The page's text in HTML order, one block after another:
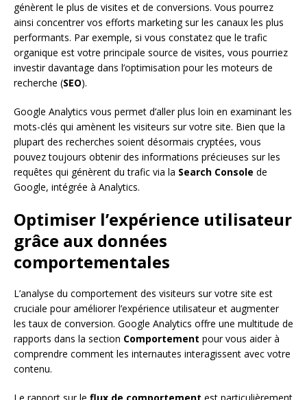
génèrent le plus de visites et de conversions. Vous pourrez
ainsi concentrer vos efforts marketing sur les canaux les plus
performants. Par exemple, si vous constatez que le trafic
organique est votre principale source de visites, vous pourriez
investir davantage dans l’optimisation pour les moteurs de
recherche (SEO).
Google Analytics vous permet d’aller plus loin en examinant les
mots-clés qui amènent les visiteurs sur votre site. Bien que la
plupart des recherches soient désormais cryptées, vous
pouvez toujours obtenir des informations précieuses sur les
requêtes qui génèrent du trafic via la Search Console de
Google, intégrée à Analytics.
Optimiser l’expérience utilisateur
grâce aux données
comportementales
L’analyse du comportement des visiteurs sur votre site est
cruciale pour améliorer l’expérience utilisateur et augmenter
les taux de conversion. Google Analytics offre une multitude de
rapports dans la section Comportement pour vous aider à
comprendre comment les internautes interagissent avec votre
contenu.